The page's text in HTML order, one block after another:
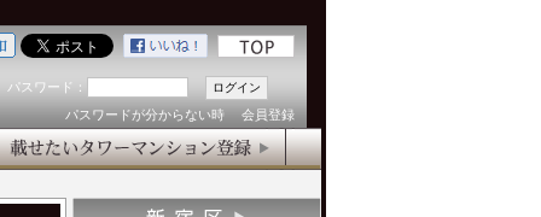
スワード：
パスワードが分からない時
会員登録